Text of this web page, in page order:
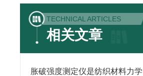
TECHNICAL ARTICLES
相关文章
胀破强度测定仪是纺织材料力学